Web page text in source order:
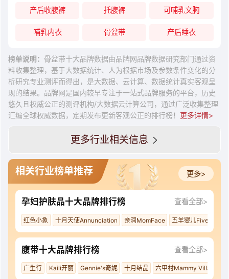
产后收腹裤 托腹裤 可哺乳文胸
哺乳内衣 骨盆带 产后睡衣
榜单说明： 骨盆带十大品牌数据由品牌网品牌数据研究部门通过资
料收集整理，基于大数据统计、人为根据市场及参数条件变化的分
析研究专业测评而得出，是大数据、云计算、数据统计真实客观呈
现的结果。品牌网是国内较早专注于一站式品牌服务的平台，历史
悠久且权威公正的测评机构/大数据云计算公司，通过广泛收集整理
汇编全球权威数据，定期发布更新客观公正的排行榜！ 更多详情>
更多行业相关信息
相关行业榜单推荐 更多>
孕妇护肤品十大品牌排行榜 查看全部>
红色小象 十月天使Annunciation 亲润MomFace 五羊婴儿Fiveram
腹带十大品牌排行榜 查看全部>
广生行 Kaili开丽 Gennie's奇妮 十月结晶 六甲村Mammy Village